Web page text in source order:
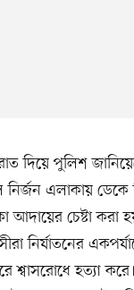
দিয়ে পুলিশ
এলাকায় ডেকে
আদায়ের চেষ্টা করা
নির্যাতনের
শ্বাসরোধে হত্যা